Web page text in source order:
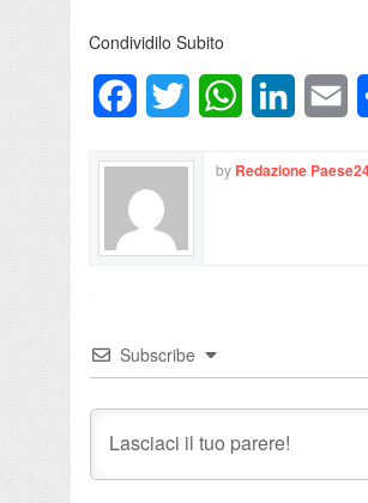
Condividilo Subito
FacebookTwitter WhatsAppLinkedIn
by Redazione
Subscribe